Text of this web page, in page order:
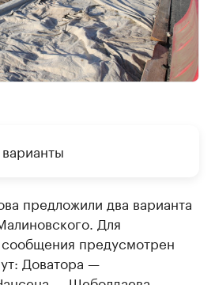
предложили два варианта
Для
предусмотрен
Доватора —